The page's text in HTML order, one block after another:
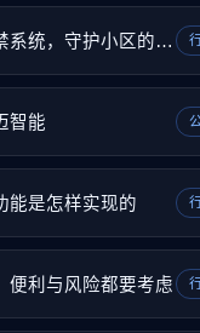
智慧社区人脸识别门禁系统，守护小区的“门神
智能
能是怎样实现的
便利与风险都要考虑